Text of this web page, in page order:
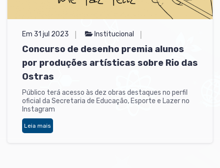
Em 31 jul 2023 Institucional
Concurso de desenho premia alunos
por produções artísticas sobre Rio das
Ostras
Público terá acesso às dez obras destaques no perfil
oficial da Secretaria de Educação, Esporte e Lazer no
Instagram
Leia mais